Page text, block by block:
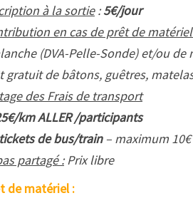
à la sortie:5€/jour
en cas de prêt de
(DVA-Pelle-Sonde) et/ou de
gratuit de bâtons, guêtres,
des Frais de transport
km ALLER /participants
de bus/train– maximum
partagé :Prix libre
de matériel :